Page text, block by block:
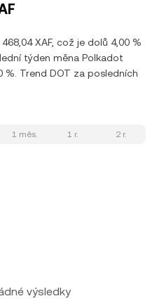
XAF, což je dolů 4,00 %
týden měna Polkadot
%. Trend DOT za posledních
1 měs. 1 r. 2 r.
výsledky